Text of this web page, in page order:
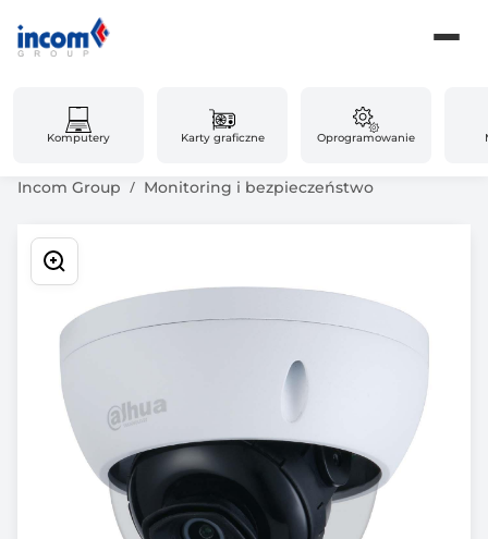
Komputery Karty graficzne Oprogramowanie
Incom Group Monitoring i bezpieczeństwo